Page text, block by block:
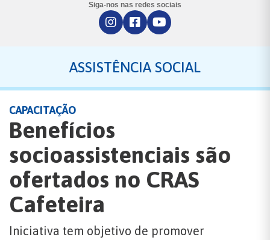
Siga-nos nas redes sociais
ASSISTÊNCIA SOCIAL
CAPACITAÇÃO
Benefícios
socioassistenciais são
ofertados no CRAS
Cafeteira
Iniciativa tem objetivo de promover